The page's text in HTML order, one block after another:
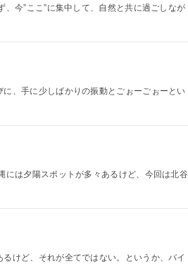
今”ここ”に集中して、自然と共に過ごしなが
、手に少しばかりの振動とごぉーごぉーとい
は夕陽スポットが多々あるけど、今回は北谷
けど、それが全てではない。というか、バイ